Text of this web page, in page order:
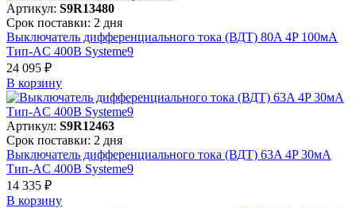
Артикул: S9R13480
Срок поставки: 2 дня
Выключатель дифференциального тока (ВДТ) 80A 4P 100мА
Тип-AC 400В Systeme9
24 095 ₽
В корзинy
Артикул: S9R12463
Срок поставки: 2 дня
Выключатель дифференциального тока (ВДТ) 63A 4P 30мА
Тип-AC 400В Systeme9
14 335 ₽
В корзинy